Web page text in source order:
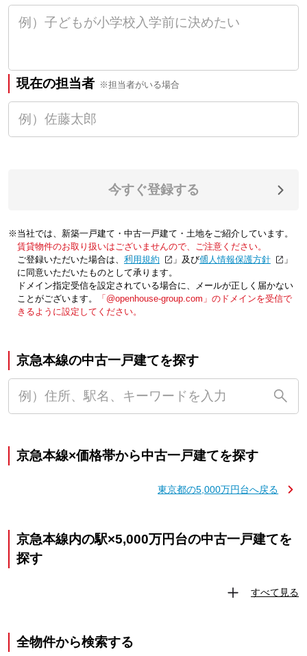
現在の担当者 ※担当者がいる場合
今すぐ登録する
※当社では、新築一戸建て・中古一戸建て・土地をご紹介しています。
賃貸物件のお取り扱いはございませんので、ご注意ください。
ご登録いただいた場合は、「利用規約 」及び「個人情報保護方針
」
に同意いただいたものとして承ります。
ドメイン指定受信を設定されている場合に、メールが正しく届かない
ことがございます。
「@openhouse-group.com」のドメインを受信で
きるように設定してください。
京急本線の中古一戸建てを探す
京急本線×価格帯から中古一戸建てを探す
東京都の5,000万円台へ戻る
京急本線内の駅×5,000万円台の中古一戸建てを
探す
すべて見る
全物件から検索する